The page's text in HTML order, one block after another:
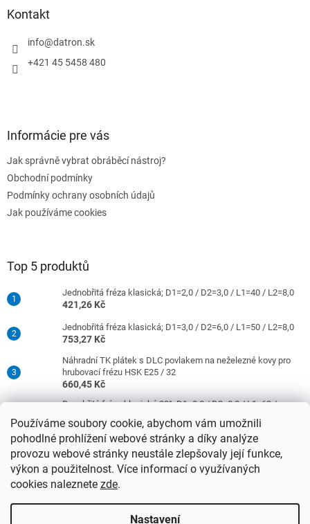
Používáme soubory cookie, abychom vám umožnili
pohodlné prohlížení webové stránky a díky analýze
provozu webové stránky neustále zlepšovaly její funkce,
výkon a použitelnost. Více informací o využívaných
cookies naleznete zde.
Nastavení
Kontakt
info@datron.sk
+421 45 5458 480
Informácie pre vás
Jak správně vybrat obráběcí nástroj?
Obchodní podmínky
Podmínky ochrany osobních údajů
Jak používáme cookies
Top 5 produktů
Jednobřitá fréza klasická; D1=2,0 / D2=3,0 / L1=40 / L2=8,0
421,26 Kč
Jednobřitá fréza klasická; D1=3,0 / D2=6,0 / L1=50 / L2=8,0
753,27 Kč
Náhradní TK plátek s DLC povlakem na neželezné kovy pro
hrubovací frézu HSK E25 / 32
660,45 Kč
Dvoubřitá fréza klasická 30°; D1=8,0 / D2=8,0 / L1=63 /
977,42 Kč
Jednobřitá fréza klasická; D1=4,0 / D2=6,0 / L1=50 / L2=10,0
753,27 Kč